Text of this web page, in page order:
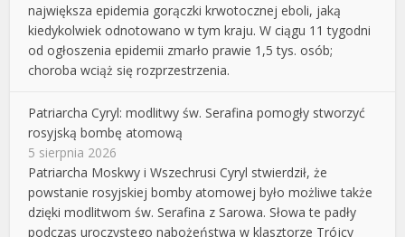
największa epidemia gorączki krwotocznej eboli, jaką
kiedykolwiek odnotowano w tym kraju. W ciągu 11 tygodni
od ogłoszenia epidemii zmarło prawie 1,5 tys. osób;
choroba wciąż się rozprzestrzenia.
Patriarcha Cyryl: modlitwy św. Serafina pomogły stworzyć
rosyjską bombę atomową
5 sierpnia 2026
Patriarcha Moskwy i Wszechrusi Cyryl stwierdził, że
powstanie rosyjskiej bomby atomowej było możliwe także
dzięki modlitwom św. Serafina z Sarowa. Słowa te padły
podczas uroczystego nabożeństwa w klasztorze Trójcy